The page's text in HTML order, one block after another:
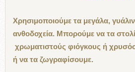
Χρησιμοποιούμε τα μεγάλα,
ανθοδοχεία. Μπορούμε να τα
χρωματιστούς φιόγκους ή
ή να τα ζωγραφίσουμε.